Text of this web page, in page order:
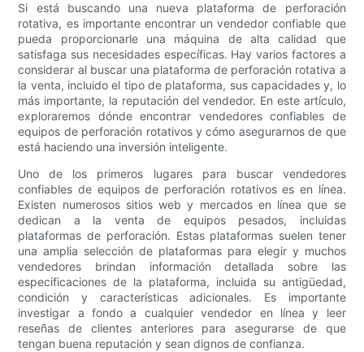
Si está buscando una nueva plataforma de perforación
rotativa, es importante encontrar un vendedor confiable que
pueda proporcionarle una máquina de alta calidad que
satisfaga sus necesidades específicas. Hay varios factores a
considerar al buscar una plataforma de perforación rotativa a
la venta, incluido el tipo de plataforma, sus capacidades y, lo
más importante, la reputación del vendedor. En este artículo,
exploraremos dónde encontrar vendedores confiables de
equipos de perforación rotativos y cómo asegurarnos de que
está haciendo una inversión inteligente.
Uno de los primeros lugares para buscar vendedores
confiables de equipos de perforación rotativos es en línea.
Existen numerosos sitios web y mercados en línea que se
dedican a la venta de equipos pesados, incluidas
plataformas de perforación. Estas plataformas suelen tener
una amplia selección de plataformas para elegir y muchos
vendedores brindan información detallada sobre las
especificaciones de la plataforma, incluida su antigüedad,
condición y características adicionales. Es importante
investigar a fondo a cualquier vendedor en línea y leer
reseñas de clientes anteriores para asegurarse de que
tengan buena reputación y sean dignos de confianza.